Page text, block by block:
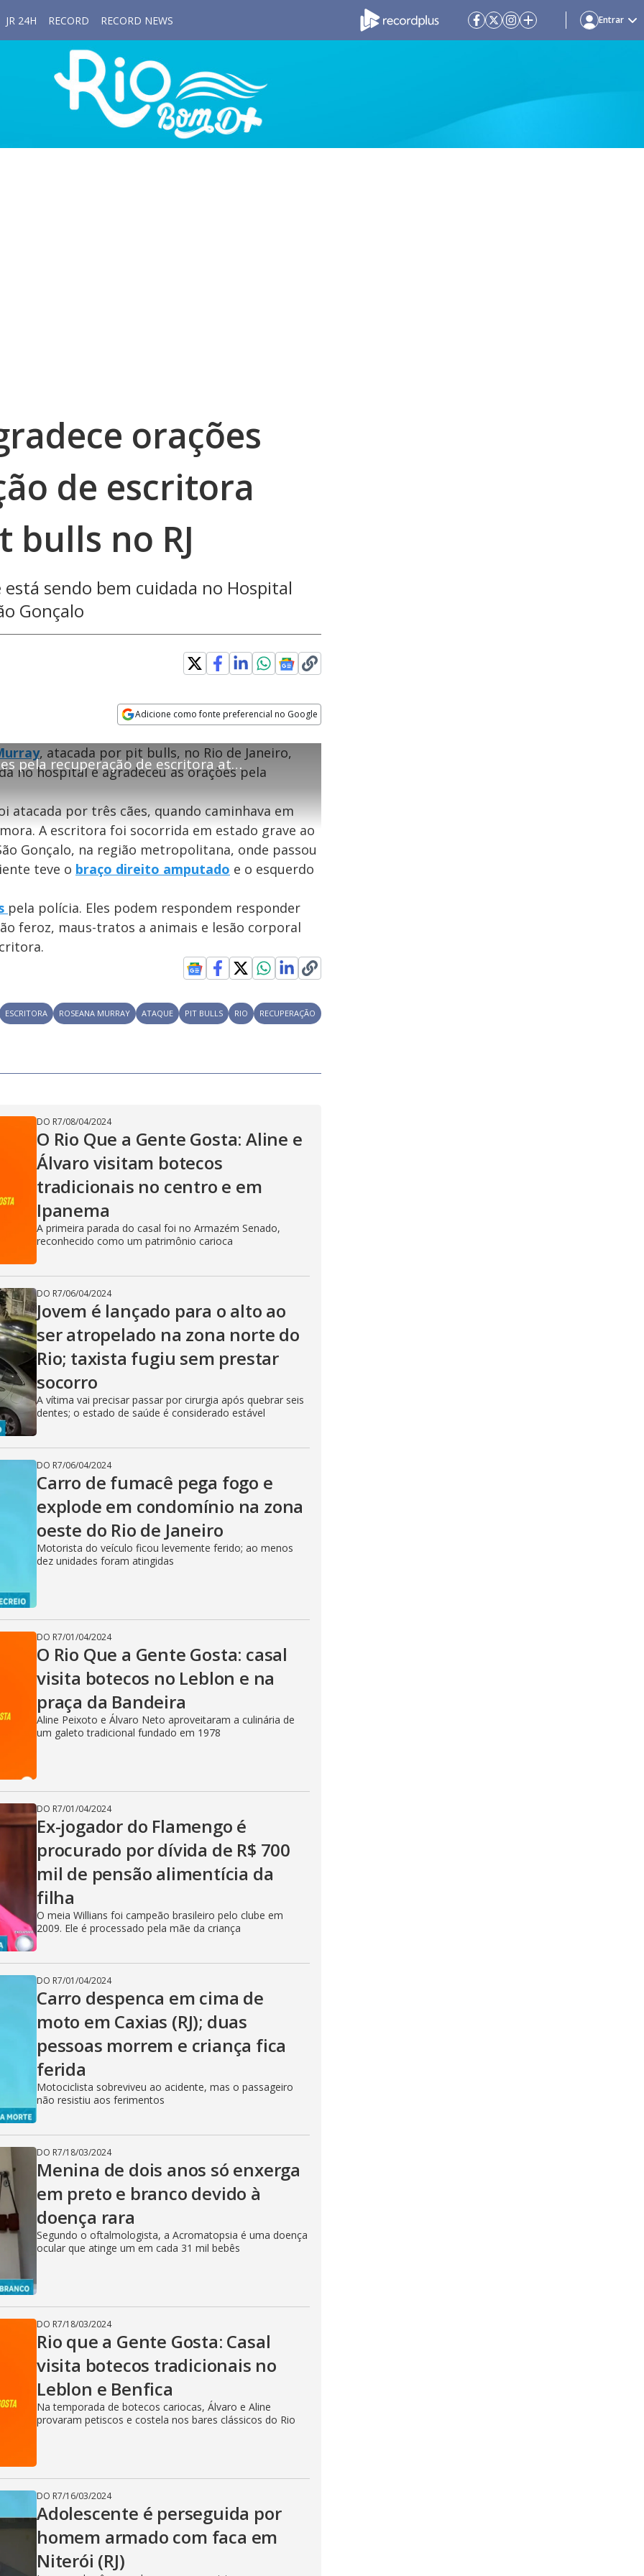
JR 24H RECORD RECORD NEWS Entrar
orações
de escritora
no RJ
sendo bem cuidada no Hospital
Gonçalo
Adicione como fonte preferencial no Google
VÍDEO: Filho agradece orações pela recuperação de escritora atacada por pit bulls no RJ
pelo seu browser
OK
e
o
d
l
o
Algo deu errado
recarregue a página.
Recarregar
, atacada por pit bulls, no Rio de Janeiro,
no hospital e agradeceu as orações pela
atacada por três cães, quando caminhava em
A escritora foi socorrida em estado grave ao
Gonçalo, na região metropolitana, onde passou
teve o braço direito amputado e o esquerdo
pela polícia. Eles podem respondem responder
feroz, maus-tratos a animais e lesão corporal
ESCRITORA ROSEANA MURRAY ATAQUE PIT BULLS RIO RECUPERAÇÃO
DO R7/08/04/2024
O Rio Que a Gente Gosta: Aline e
Álvaro visitam botecos
tradicionais no centro e em
Ipanema
A primeira parada do casal foi no Armazém Senado,
reconhecido como um patrimônio carioca
DO R7/06/04/2024
Jovem é lançado para o alto ao
ser atropelado na zona norte do
Rio; taxista fugiu sem prestar
socorro
A vítima vai precisar passar por cirurgia após quebrar seis
dentes; o estado de saúde é considerado estável
DO R7/06/04/2024
Carro de fumacê pega fogo e
explode em condomínio na zona
oeste do Rio de Janeiro
Motorista do veículo ficou levemente ferido; ao menos
dez unidades foram atingidas
DO R7/01/04/2024
O Rio Que a Gente Gosta: casal
visita botecos no Leblon e na
praça da Bandeira
Aline Peixoto e Álvaro Neto aproveitaram a culinária de
um galeto tradicional fundado em 1978
DO R7/01/04/2024
Ex-jogador do Flamengo é
procurado por dívida de R$ 700
mil de pensão alimentícia da
filha
O meia Willians foi campeão brasileiro pelo clube em
2009. Ele é processado pela mãe da criança
DO R7/01/04/2024
Carro despenca em cima de
moto em Caxias (RJ); duas
pessoas morrem e criança fica
ferida
Motociclista sobreviveu ao acidente, mas o passageiro
não resistiu aos ferimentos
DO R7/18/03/2024
Menina de dois anos só enxerga
em preto e branco devido à
doença rara
Segundo o oftalmologista, a Acromatopsia é uma doença
ocular que atinge um em cada 31 mil bebês
DO R7/18/03/2024
Rio que a Gente Gosta: Casal
visita botecos tradicionais no
Leblon e Benfica
Na temporada de botecos cariocas, Álvaro e Aline
provaram petiscos e costela nos bares clássicos do Rio
DO R7/16/03/2024
Adolescente é perseguida por
homem armado com faca em
Niterói (RJ)